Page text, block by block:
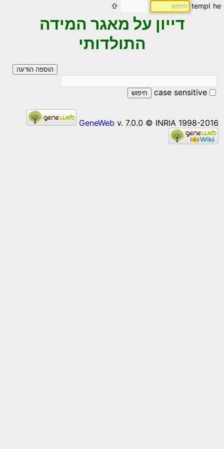
דייון על מאגר המידה
התולדותי
case sensitive חיפוש
הוספה הודעה
⇧ templ he
GeneWeb v. 7.0.0 © INRIA 1998-2016